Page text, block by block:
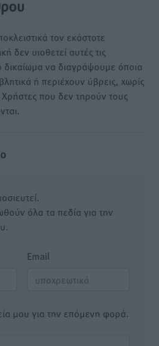
τον εκάστοτε
δεν υιοθετεί αυτές τις
δικαίωμα να διαγράψουμε όποια
ή περιέχουν ύβρεις, χωρίς
που δεν τηρούν τους
όλα τα πεδία για την
Email
μου για την επόμενη φορά.